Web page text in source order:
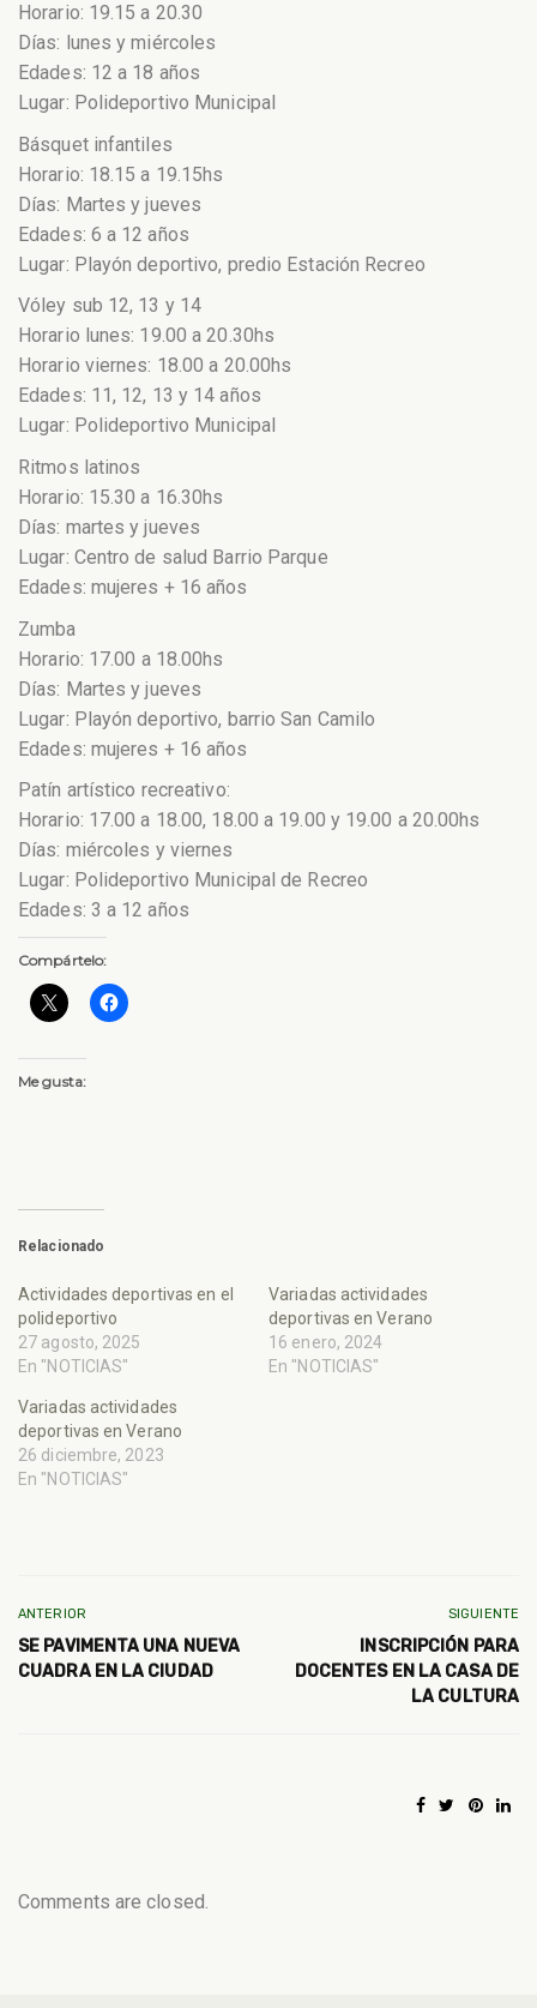
Horario: 19.15 a 20.30
Días: lunes y miércoles
Edades: 12 a 18 años
Lugar: Polideportivo Municipal
Básquet infantiles
Horario: 18.15 a 19.15hs
Días: Martes y jueves
Edades: 6 a 12 años
Lugar: Playón deportivo, predio Estación Recreo
Vóley sub 12, 13 y 14
Horario lunes: 19.00 a 20.30hs
Horario viernes: 18.00 a 20.00hs
Edades: 11, 12, 13 y 14 años
Lugar: Polideportivo Municipal
Ritmos latinos
Horario: 15.30 a 16.30hs
Días: martes y jueves
Lugar: Centro de salud Barrio Parque
Edades: mujeres + 16 años
Zumba
⁠Horario: 17.00 a 18.00hs
Días: Martes y jueves
Lugar: Playón deportivo, barrio San Camilo
Edades: mujeres + 16 años
Patín artístico recreativo:
Horario: 17.00 a 18.00, 18.00 a 19.00 y 19.00 a 20.00hs
Días: miércoles y viernes
Lugar: Polideportivo Municipal de Recreo
Edades: 3 a 12 años
Compártelo:
Me gusta:
Relacionado
Actividades deportivas en el
polideportivo
27 agosto, 2025
En "NOTICIAS"
Variadas actividades
deportivas en Verano
16 enero, 2024
En "NOTICIAS"
Variadas actividades
deportivas en Verano
26 diciembre, 2023
En "NOTICIAS"
ANTERIOR
SE PAVIMENTA UNA NUEVA
CUADRA EN LA CIUDAD
SIGUIENTE
INSCRIPCIÓN PARA
DOCENTES EN LA CASA DE
LA CULTURA
Comments are closed.